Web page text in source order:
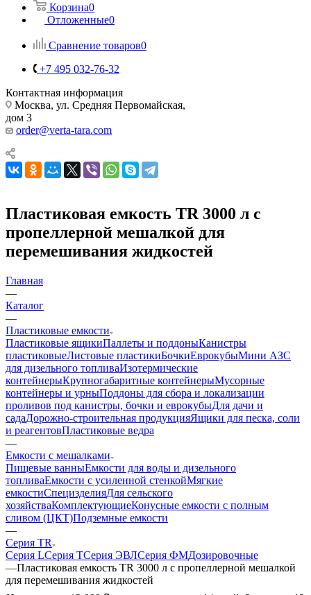
Корзина0
Отложенные0
Сравнение товаров0
+7 495 032-76-32
Контактная информация
Москва, ул. Средняя Первомайская,
дом 3
order@verta-tara.com
Пластиковая емкость TR 3000 л с
пропеллерной мешалкой для
перемешивания жидкостей
Главная
—
Каталог
—
Пластиковые емкости
Пластиковые ящикиПаллеты и поддоныКанистры
пластиковыеЛистовые пластикиБочкиЕврокубыМини АЗС
для дизельного топливаИзотермические
контейнерыКрупногабаритные контейнерыМусорные
контейнеры и урныПоддоны для сбора и локализации
проливов под канистры, бочки и еврокубыДля дачи и
садаДорожно-строительная продукцияЯщики для песка, соли
и реагентовПластиковые ведра
—
Емкости с мешалками
Пищевые ванныЕмкости для воды и дизельного
топливаЕмкости с усиленной стенкойМягкие
емкостиСпецизделияДля сельского
хозяйстваКомплектующиеКонусные емкости с полным
сливом (ЦКТ)Подземные емкости
—
Серия TR
Серия LСерия TСерия ЭВЛСерия ФМДозировочные
—Пластиковая емкость TR 3000 л с пропеллерной мешалкой
для перемешивания жидкостей